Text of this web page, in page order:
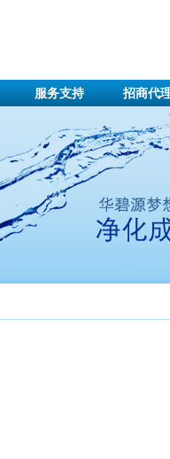
服务支持 招商代